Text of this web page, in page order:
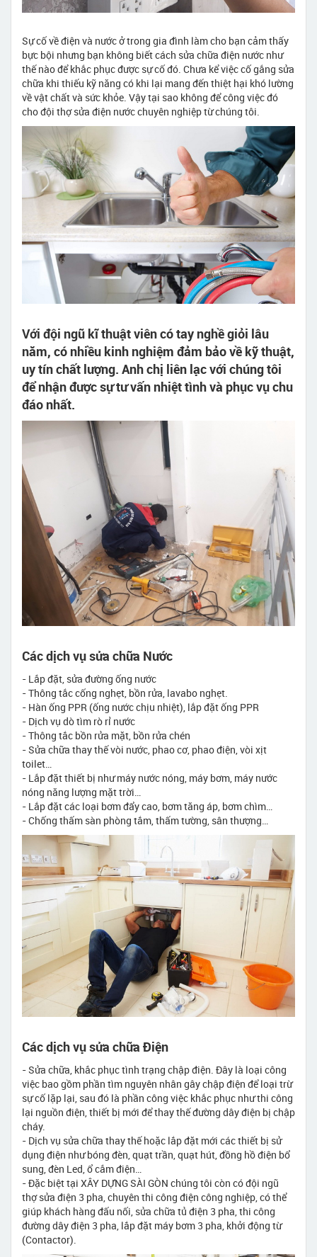
Sự cố về điện và nước ở trong gia đình làm cho bạn cảm thấy
bực bội nhưng bạn không biết cách sửa chữa điện nước như
thế nào để khắc phục được sự cố đó. Chưa kể việc cố gắng sửa
chữa khi thiếu kỹ năng có khi lại mang đến thiệt hại khó lường
về vật chất và sức khỏe. Vậy tại sao không để công việc đó
cho đội thợ sửa điện nước chuyên nghiệp từ chúng tôi.
Với đội ngũ kĩ thuật viên có tay nghề giỏi lâu
năm, có nhiều kinh nghiệm đảm bảo về kỹ thuật,
uy tín chất lượng. Anh chị liên lạc với chúng tôi
để nhận được sự tư vấn nhiệt tình và phục vụ chu
đáo nhất.
Các dịch vụ sửa chữa Nước
- Lắp đặt, sửa đường ống nước
- Thông tắc cống nghẹt, bồn rửa, lavabo nghẹt.
- Hàn ống PPR (ống nước chịu nhiệt), lắp đặt ống PPR
- Dịch vụ dò tìm rò rỉ nước
- Thông tắc bồn rửa mặt, bồn rửa chén
- Sửa chữa thay thế vòi nước, phao cơ, phao điện, vòi xịt
toilet…
- Lắp đặt thiết bị như máy nước nóng, máy bơm, máy nước
nóng năng lượng mặt trời…
- Lắp đặt các loại bơm đẩy cao, bơm tăng áp, bơm chìm…
- Chống thấm sàn phòng tắm, thấm tường, sân thượng…
Các dịch vụ sửa chữa Điện
- Sửa chữa, khắc phục tình trạng chập điện. Đây là loại công
việc bao gồm phần tìm nguyên nhân gây chập điện để loại trừ
sự cố lặp lại, sau đó là phần công việc khắc phục như thi công
lại nguồn điện, thiết bị mới để thay thế đường dây điện bị chập
cháy.
- Dịch vụ sửa chữa thay thế hoặc lắp đặt mới các thiết bị sử
dụng điện như bóng đèn, quạt trần, quạt hút, đồng hồ điện bổ
sung, đèn Led, ổ cắm điện…
- Đặc biệt tại XÂY DỰNG SÀI GÒN chúng tôi còn có đội ngũ
thợ sửa điện 3 pha, chuyên thi công điện công nghiệp, có thể
giúp khách hàng đấu nối, sửa chữa tủ điện 3 pha, thi công
đường dây điện 3 pha, lắp đặt máy bơm 3 pha, khởi động từ
(Contactor).